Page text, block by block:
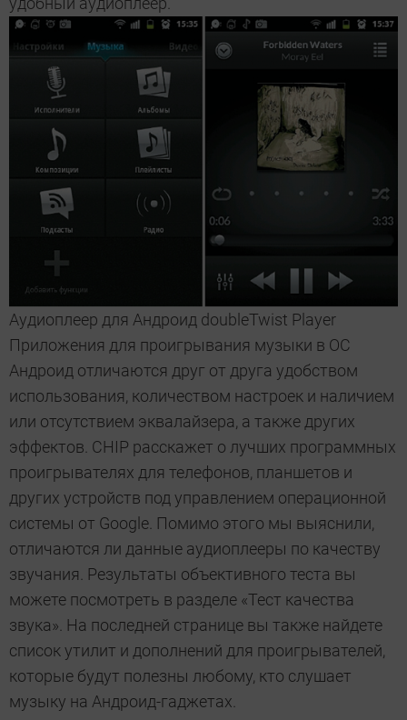
Аудиоплеер для Андроид doubleTwist Player
Приложения для проигрывания музыки в ОС
Андроид отличаются друг от друга удобством
использования, количеством настроек и наличием
или отсутствием эквалайзера, а также других
эффектов. CHIP расскажет о лучших программных
проигрывателях для телефонов, планшетов и
других устройств под управлением операционной
системы от Google. Помимо этого мы выяснили,
отличаются ли данные аудиоплееры по качеству
звучания. Результаты объективного теста вы
можете посмотреть в разделе «Тест качества
звука». На последней странице вы также найдете
список утилит и дополнений для проигрывателей,
которые будут полезны любому, кто слушает
музыку на Андроид-гаджетах.